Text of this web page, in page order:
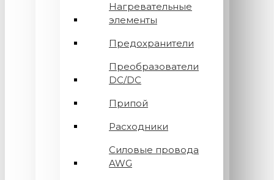
Нагревательные
элементы
Предохранители
Преобразователи
DC/DC
Припой
Расходники
Силовые провода
AWG